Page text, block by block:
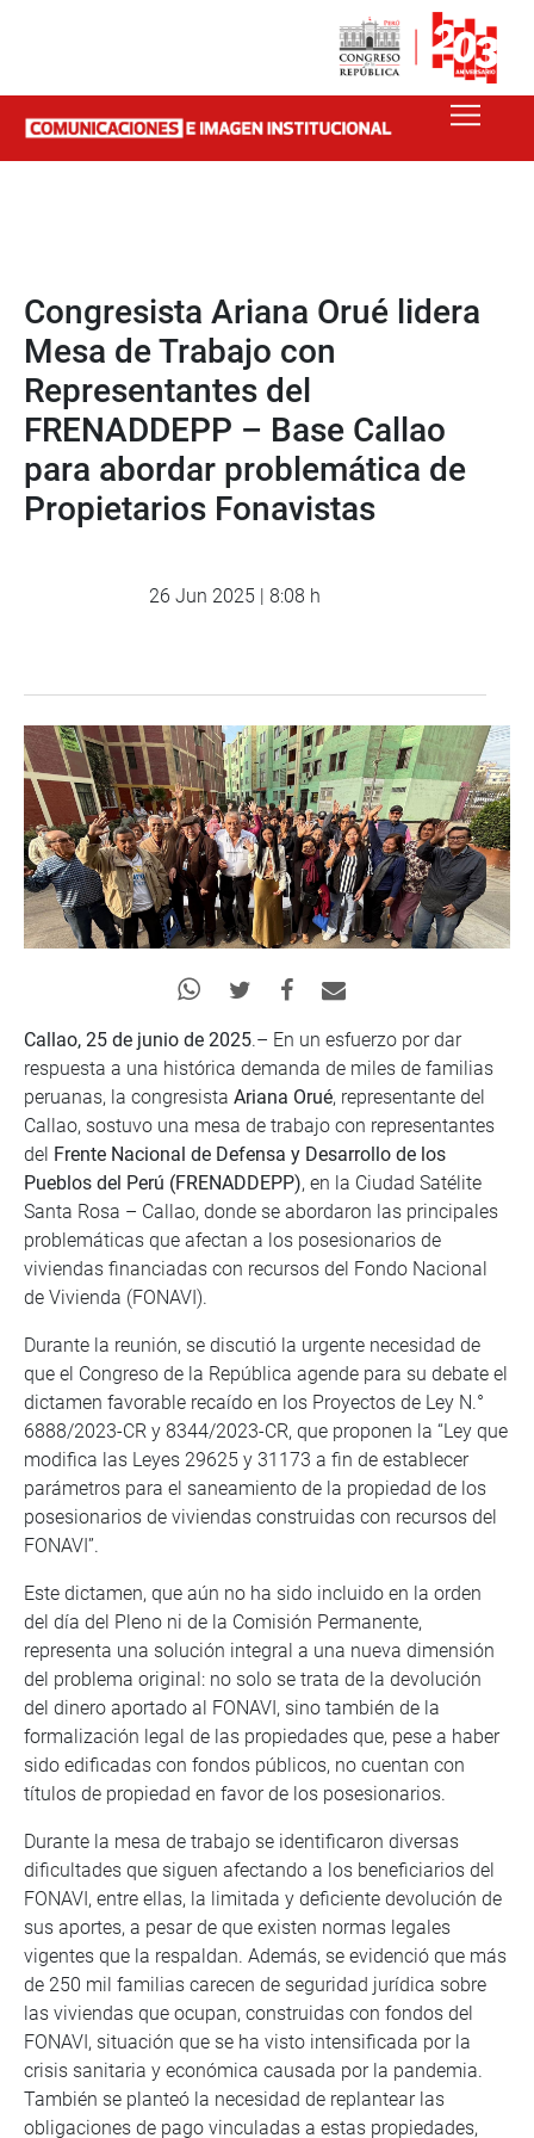
Congresista Ariana Orué lidera
Mesa de Trabajo con
Representantes del
FRENADDEPP – Base Callao
para abordar problemática de
Propietarios Fonavistas
26 Jun 2025 | 8:08 h
Callao, 25 de junio de 2025.– En un esfuerzo por dar
respuesta a una histórica demanda de miles de familias
peruanas, la congresista Ariana Orué, representante del
Callao, sostuvo una mesa de trabajo con representantes
del Frente Nacional de Defensa y Desarrollo de los
Pueblos del Perú (FRENADDEPP), en la Ciudad Satélite
Santa Rosa – Callao, donde se abordaron las principales
problemáticas que afectan a los posesionarios de
viviendas financiadas con recursos del Fondo Nacional
de Vivienda (FONAVI).
Durante la reunión, se discutió la urgente necesidad de
que el Congreso de la República agende para su debate el
dictamen favorable recaído en los Proyectos de Ley N.°
6888/2023-CR y 8344/2023-CR, que proponen la “Ley que
modifica las Leyes 29625 y 31173 a fin de establecer
parámetros para el saneamiento de la propiedad de los
posesionarios de viviendas construidas con recursos del
FONAVI”.
Este dictamen, que aún no ha sido incluido en la orden
del día del Pleno ni de la Comisión Permanente,
representa una solución integral a una nueva dimensión
del problema original: no solo se trata de la devolución
del dinero aportado al FONAVI, sino también de la
formalización legal de las propiedades que, pese a haber
sido edificadas con fondos públicos, no cuentan con
títulos de propiedad en favor de los posesionarios.
Durante la mesa de trabajo se identificaron diversas
dificultades que siguen afectando a los beneficiarios del
FONAVI, entre ellas, la limitada y deficiente devolución de
sus aportes, a pesar de que existen normas legales
vigentes que la respaldan. Además, se evidenció que más
de 250 mil familias carecen de seguridad jurídica sobre
las viviendas que ocupan, construidas con fondos del
FONAVI, situación que se ha visto intensificada por la
crisis sanitaria y económica causada por la pandemia.
También se planteó la necesidad de replantear las
obligaciones de pago vinculadas a estas propiedades,